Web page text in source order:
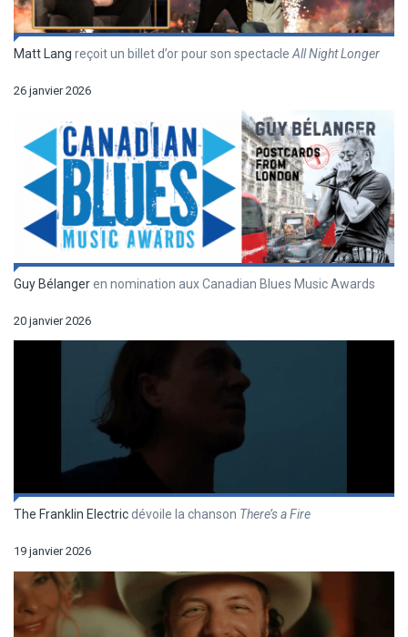
Matt Lang reçoit un billet d’or pour son spectacle All Night Longer
26 janvier 2026
Guy Bélangeren nomination aux Canadian Blues Music Awards
20 janvier 2026
The Franklin Electricdévoile la chanson There’s a Fire
19 janvier 2026